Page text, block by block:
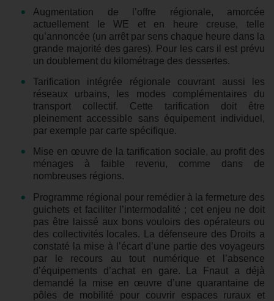
Augmentation de l’offre régionale, amorcée
actuellement le WE et en heure creuse, telle
qu’annoncée (un arrêt par sens chaque heure dans la
grande majorité des gares). Pour les cars il est prévu
un doublement du kilométrage des dessertes.
Tarification intégrée régionale couvrant aussi les
réseaux urbains, les modes complémentaires du
transport collectif. Cette tarification doit être
pleinement accessible sans équipement individuel,
par exemple par carte spécifique.
Mise en œuvre de la tarification sociale, au profit des
ménages à faible revenu, comme dans de
nombreuses régions.
Programme régional pour remédier à la fermeture des
guichets et faciliter l’intermodalité ; cet enjeu ne doit
pas être laissé aux bons vouloirs des opérateurs ou
des collectivités locales. La défenseure des Droits a
constaté la mise à l’écart d’une partie des voyageurs
par le recours au tout numérique et l’absence
d’équipements d’achat en gare. La Fnaut a déjà
demandé la mise en œuvre d’une quarantaine de
pôles de mobilité pour couvrir espaces ruraux et